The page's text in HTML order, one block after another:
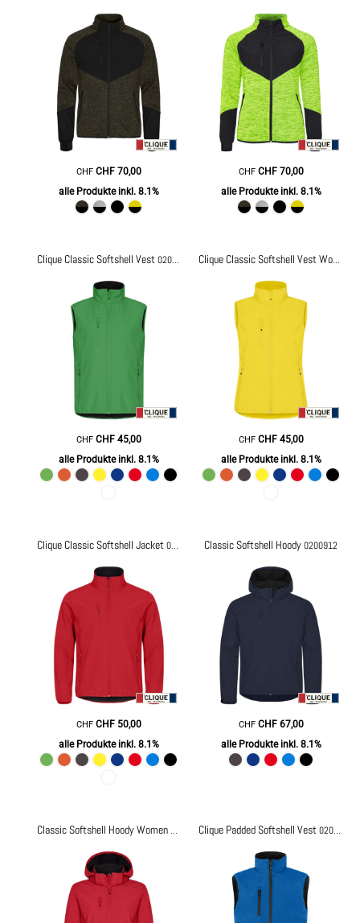
CHF CHF70,00
alle Produkte inkl. 8.1%
CHF CHF70,00
alle Produkte inkl. 8.1%
Clique Classic Softshell Vest 0200911
CHF CHF45,00
alle Produkte inkl. 8.1%
Clique Classic Softshell Vest Women
CHF CHF45,00
alle Produkte inkl. 8.1%
Clique Classic Softshell Jacket 0200910
CHF CHF50,00
alle Produkte inkl. 8.1%
Classic Softshell Hoody0200912
CHF CHF67,00
alle Produkte inkl. 8.1%
Classic Softshell Hoody Women 0200917Clique Padded Softshell Vest 020958